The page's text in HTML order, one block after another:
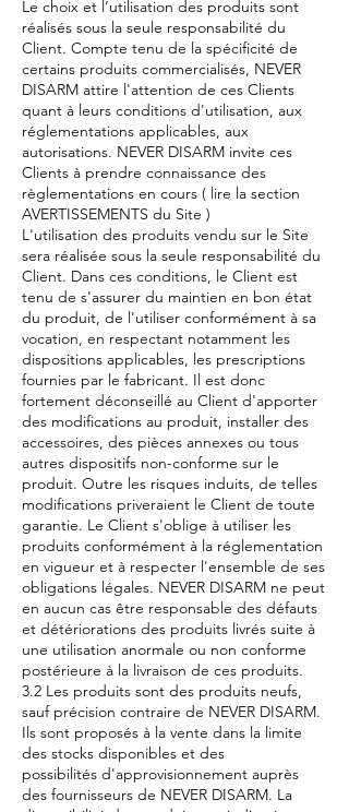
Le choix et l’utilisation des produits sont
réalisés sous la seule responsabilité du
Client. Compte tenu de la spécificité de
certains produits commercialisés, NEVER
DISARM attire l'attention de ces Clients
quant à leurs conditions d'utilisation, aux
réglementations applicables, aux
autorisations. NEVER DISARM invite ces
Clients à prendre connaissance des
règlementations en cours ( lire la section
AVERTISSEMENTS du Site )
L'utilisation des produits vendu sur le Site
sera réalisée sous la seule responsabilité du
Client. Dans ces conditions, le Client est
tenu de s'assurer du maintien en bon état
du produit, de l'utiliser conformément à sa
vocation, en respectant notamment les
dispositions applicables, les prescriptions
fournies par le fabricant. Il est donc
fortement déconseillé au Client d'apporter
des modifications au produit, installer des
accessoires, des pièces annexes ou tous
autres dispositifs non-conforme sur le
produit. Outre les risques induits, de telles
modifications priveraient le Client de toute
garantie. Le Client s'oblige à utiliser les
produits conformément à la réglementation
en vigueur et à respecter l'ensemble de ses
obligations légales. NEVER DISARM ne peut
en aucun cas être responsable des défauts
et détériorations des produits livrés suite à
une utilisation anormale ou non conforme
postérieure à la livraison de ces produits.
3.2 Les produits sont des produits neufs,
sauf précision contraire de NEVER DISARM.
Ils sont proposés à la vente dans la limite
des stocks disponibles et des
possibilités d'approvisionnement auprès
des fournisseurs de NEVER DISARM. La